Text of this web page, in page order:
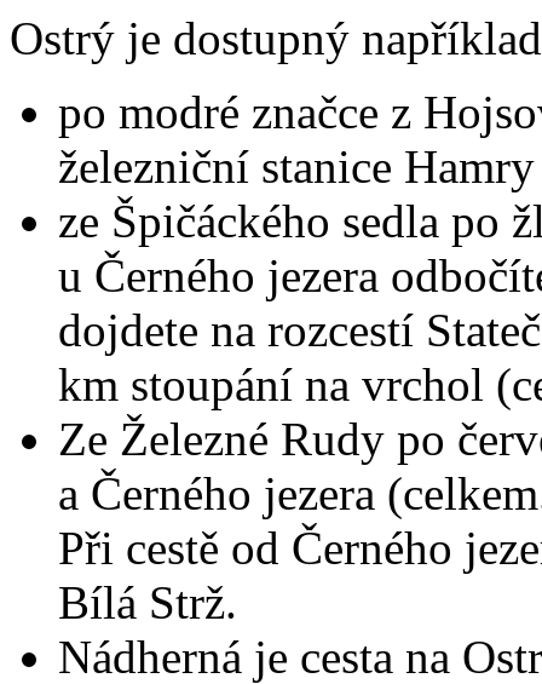
Ostrý je dostupný
po modré značce z
železniční stanice
ze Špičáckého sedla po
u Černého jezera
dojdete na rozcestí
km stoupání na vrchol
Ze Železné Rudy po
a Černého jezera
Při cestě od Černého
Bílá Strž.
Nádherná je cesta na